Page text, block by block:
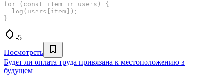
for (const item in users) {
  log(users[item]);
-5
Посмотреть
Будет ли оплата труда привязана к местоположению в
будущем